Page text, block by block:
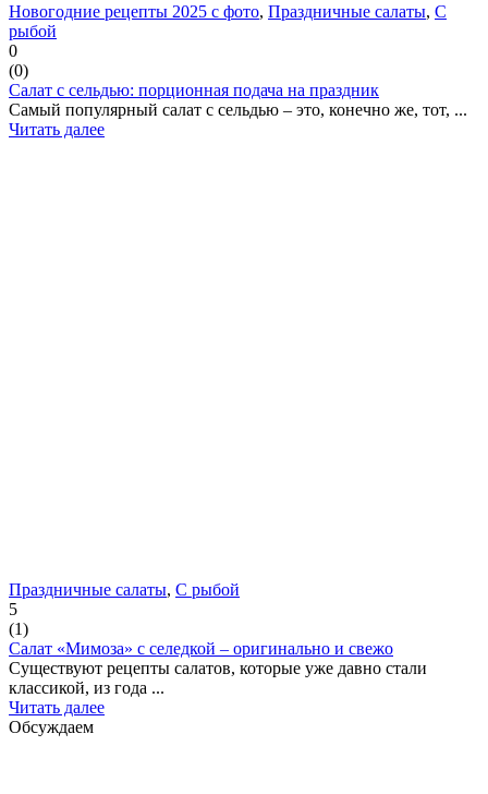
Новогодние рецепты 2025 с фото, Праздничные салаты, С
рыбой
0
(0)
Салат с сельдью: порционная подача на праздник
Самый популярный салат с сельдью – это, конечно же, тот, ...
Читать далее
Праздничные салаты, С рыбой
5
(1)
Салат «Мимоза» с селедкой – оригинально и свежо
Существуют рецепты салатов, которые уже давно стали
классикой, из года ...
Читать далее
Обсуждаем